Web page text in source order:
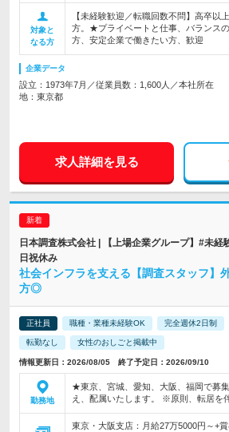
対象と
なる方
【未経験歓迎／転職回数不問】高卒以
方。★プライベートと仕事、バランス
方、安定企業で働きたい方、歓迎
企業データ
設立：1973年7月／従業員数：1,600人／本社所在
地：東京都
求人詳細を見る
日本調査株式会社 | 【上場企業グループ】#未
日祝休み
社会インフラを支える【調査スタッフ】
方◎
正社員 職種・業種未経験OK 完全週休2日制
転勤なし 女性のおしごと掲載中
情報更新日：2026/08/05 終了予定日：2026/09/10
勤務地
★東京、宮城、愛知、大阪、福岡で募
え、配属いたします。 ※原則、転居を
東京・大阪支店：月給27万5000円～+